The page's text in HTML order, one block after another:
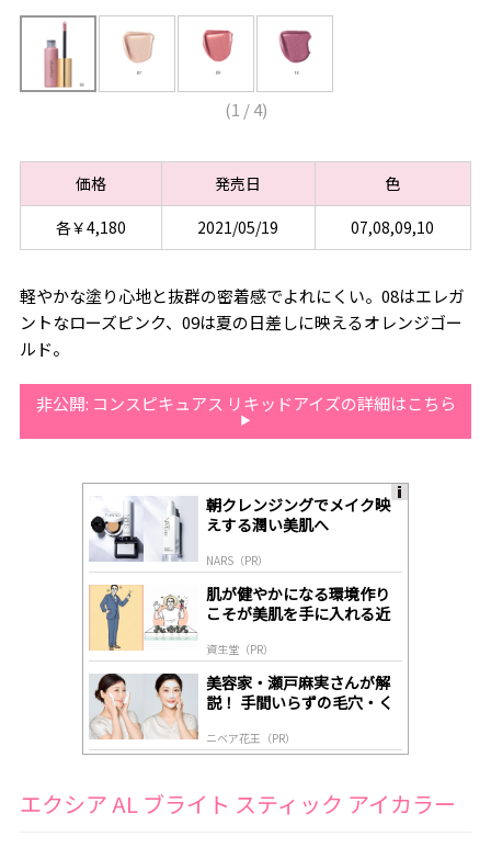
(1 /4)
価格 発売日
色
各￥4,180
2021/05/19 07,08,09,10
軽やかな塗り心地と抜群の密着感でよれにくい。08はエレガ
ントなローズピンク、09は夏の日差しに映えるオレンジゴー
ルド。
非公開: コンスピキュアス リキッドアイズの詳細はこちら
朝クレンジングでメイク映
えする潤い美肌へ
NARS（PR）
肌が健やかになる環境作り
こそが美肌を手に入れる近
資生堂（PR）
美容家・瀬戸麻実さんが解
説！ 手間いらずの毛穴・く
ニベア花王（PR）
エクシア AL ブライト スティック アイカラー